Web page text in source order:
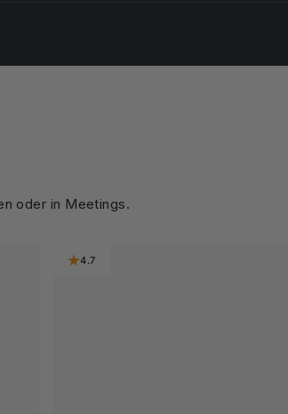
oder in Meetings.
4.7